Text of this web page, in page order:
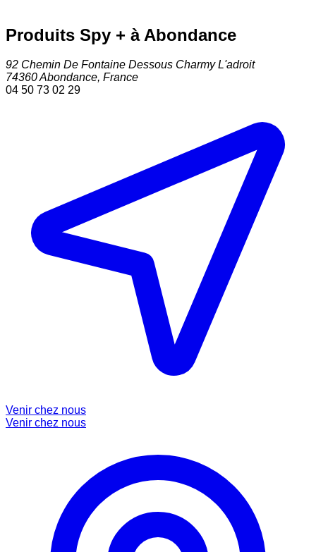
Produits Spy + à Abondance
92 Chemin De Fontaine Dessous Charmy L'adroit
74360Abondance, France
04 50 73 02 29
Venir chez nous
Venir chez nous